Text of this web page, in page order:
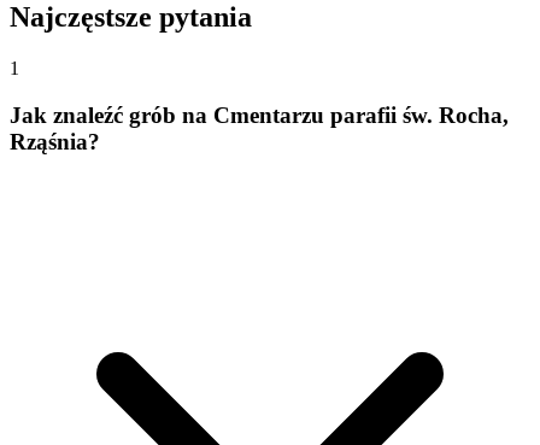
Najczęstsze pytania
1
Jak znaleźć grób na Cmentarzu parafii św. Rocha,
Rząśnia?